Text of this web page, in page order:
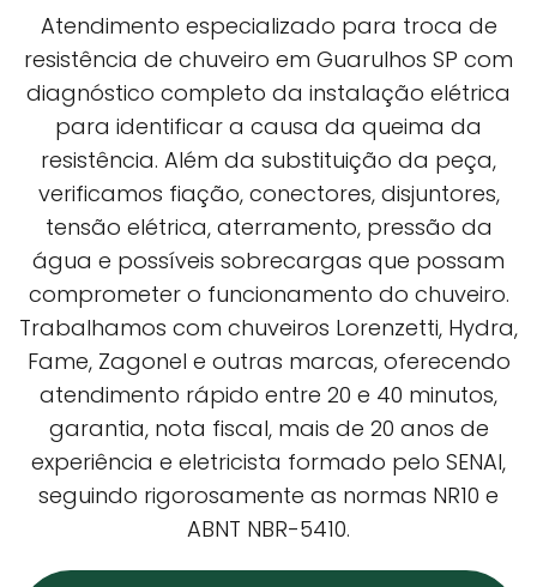
Atendimento especializado para troca de
resistência de chuveiro em Guarulhos SP com
diagnóstico completo da instalação elétrica
para identificar a causa da queima da
resistência. Além da substituição da peça,
verificamos fiação, conectores, disjuntores,
tensão elétrica, aterramento, pressão da
água e possíveis sobrecargas que possam
comprometer o funcionamento do chuveiro.
Trabalhamos com chuveiros Lorenzetti, Hydra,
Fame, Zagonel e outras marcas, oferecendo
atendimento rápido entre 20 e 40 minutos,
garantia, nota fiscal, mais de 20 anos de
experiência e eletricista formado pelo SENAI,
seguindo rigorosamente as normas NR10 e
ABNT NBR-5410.